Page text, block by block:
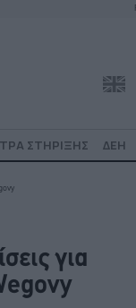
ΣΤΗΡΙΞΗΣ ΔΕΗ
για